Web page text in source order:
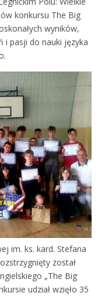
konkursu The Big
wyników,
i pasji do nauki języka
im. ks. kard. Stefana
został
„The Big
udział wzięło 35